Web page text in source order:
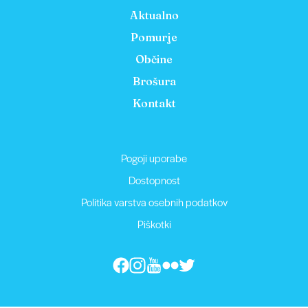
Aktualno
Pomurje
Občine
Brošura
Kontakt
Pogoji uporabe
Dostopnost
Politika varstva osebnih podatkov
Piškotki